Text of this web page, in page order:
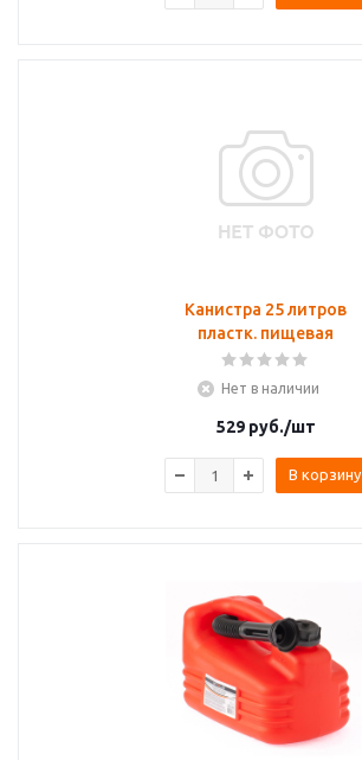
Канистра 25 литров
пластк. пищевая
Нет в наличии
529руб./шт
В корзину